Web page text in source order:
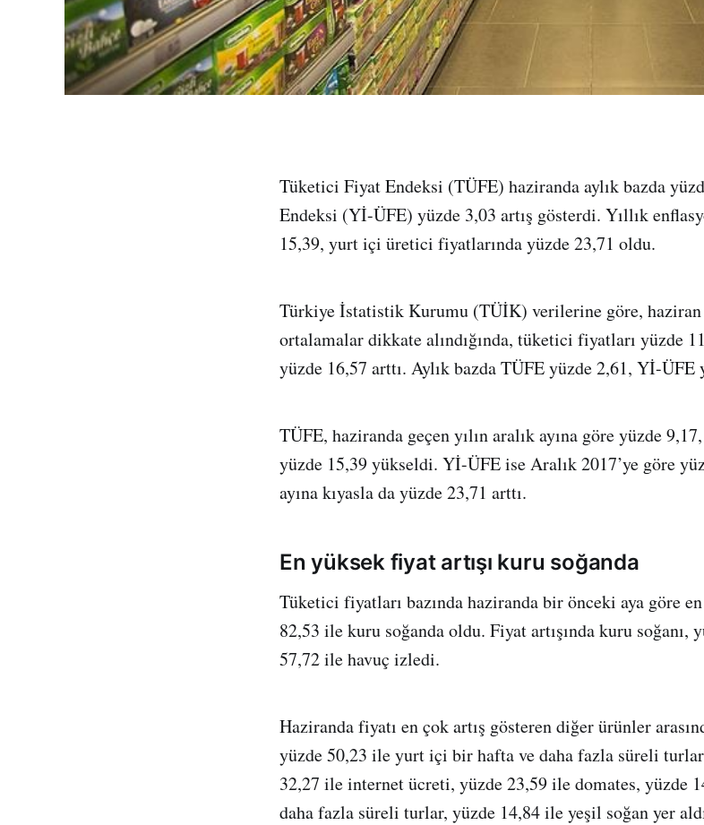
Tüketici Fiyat Endeksi (TÜFE) haziranda aylık bazda
Endeksi (Yİ-ÜFE) yüzde 3,03 artış gösterdi. Yıllık
15,39, yurt içi üretici fiyatlarında yüzde 23,71 oldu.
Türkiye İstatistik Kurumu (TÜİK) verilerine göre, haziran
ortalamalar dikkate alındığında, tüketici fiyatları yüzde
yüzde 16,57 arttı. Aylık bazda TÜFE yüzde 2,61, Yİ-ÜFE
TÜFE, haziranda geçen yılın aralık ayına göre yüzde
yüzde 15,39 yükseldi. Yİ-ÜFE ise Aralık 2017’ye göre
ayına kıyasla da yüzde 23,71 arttı.
En yüksek fiyat artışı kuru soğanda
Tüketici fiyatları bazında haziranda bir önceki aya göre
82,53 ile kuru soğanda oldu. Fiyat artışında kuru soğanı,
57,72 ile havuç izledi.
Haziranda fiyatı en çok artış gösteren diğer ürünler
yüzde 50,23 ile yurt içi bir hafta ve daha fazla süreli
32,27 ile internet ücreti, yüzde 23,59 ile domates, yüzde
daha fazla süreli turlar, yüzde 14,84 ile yeşil soğan yer